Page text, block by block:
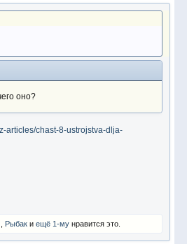
оно?
articles/chast-8-ustrojstva-dlja-
Pыбак и ещё 1-му нравится это.